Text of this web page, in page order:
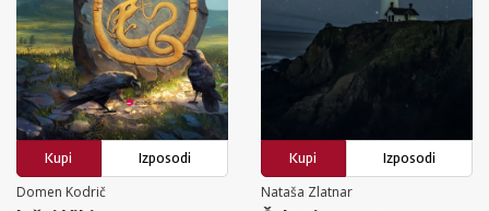
Kupi
Izposodi
Domen Kodrič
Kupi
Izposodi
Nataša Zlatnar